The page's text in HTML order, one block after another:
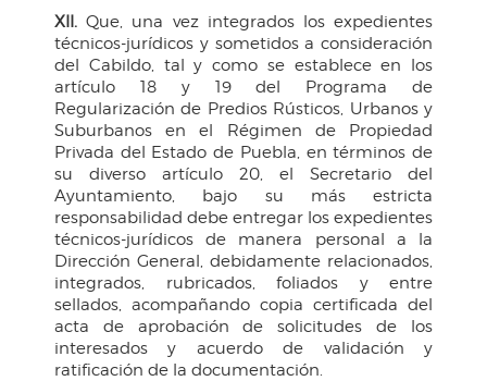
XII. Que, una vez integrados los expedientes
técnicos-jurídicos y sometidos a consideración
del Cabildo, tal y como se establece en los
artículo 18 y 19 del Programa de
Regularización de Predios Rústicos, Urbanos y
Suburbanos en el Régimen de Propiedad
Privada del Estado de Puebla, en términos de
su diverso artículo 20, el Secretario del
Ayuntamiento, bajo su más estricta
responsabilidad debe entregar los expedientes
técnicos-jurídicos de manera personal a la
Dirección General, debidamente relacionados,
integrados, rubricados, foliados y entre
sellados, acompañando copia certificada del
acta de aprobación de solicitudes de los
interesados y acuerdo de validación y
ratificación de la documentación.